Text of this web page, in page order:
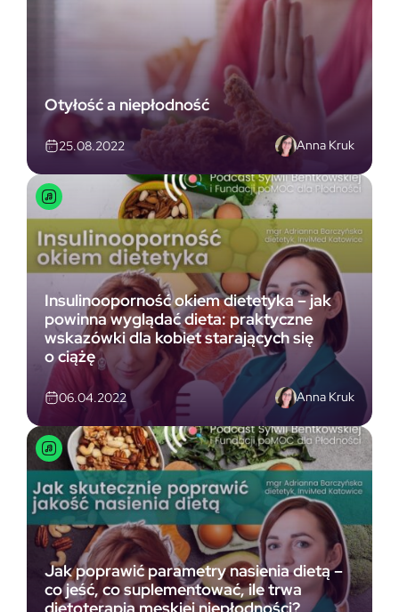
Otyłość a niepłodność
25.08.2022 Anna Kruk
Insulinooporność okiem dietetyka – jak
powinna wyglądać dieta: praktyczne
wskazówki dla kobiet starających się
o ciążę
06.04.2022 Anna Kruk
Jak poprawić parametry nasienia dietą –
co jeść, co suplementować, ile trwa
dietoterapia męskiej niepłodności?